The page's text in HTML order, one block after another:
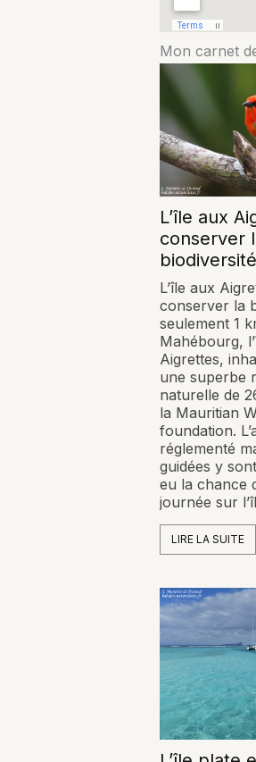
Mon carnet
L’île aux
conserver
biodiversité
L’île aux
conserver la
seulement 1
Mahébourg,
Aigrettes,
une superbe
naturelle de
la Mauritian
foundation.
réglementé
guidées y
eu la chance
journée sur
LIRE LA SUITE